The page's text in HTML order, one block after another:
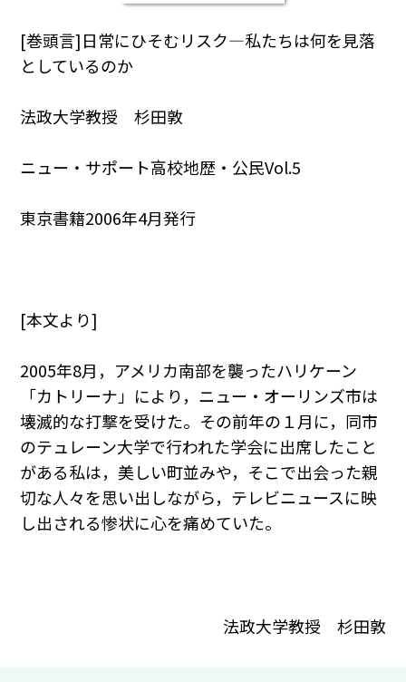
[巻頭言]日常にひそむリスク―私たちは何を見落
としているのか
法政大学教授 杉田敦
ニュー・サポート高校地歴・公民Vol.5
東京書籍2006年4月発行
[本文より]
2005年8月，アメリカ南部を襲ったハリケーン
「カトリーナ」により，ニュー・オーリンズ市は
壊滅的な打撃を受けた。その前年の１月に，同市
のテュレーン大学で行われた学会に出席したこと
がある私は，美しい町並みや，そこで出会った親
切な人々を思い出しながら，テレビニュースに映
し出される惨状に心を痛めていた。
法政大学教授 杉田敦